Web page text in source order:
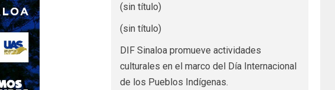
(sin título)
(sin título)
DIF Sinaloa promueve actividades
culturales en el marco del Día Internacional
de los Pueblos Indígenas.